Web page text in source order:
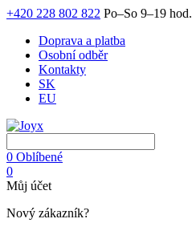
+420 228 802 822 Po–So 9–19 hod.
Doprava a platba
Osobní odběr
Kontakty
SK
EU
0 Oblíbené
0
Můj účet
Nový zákazník?